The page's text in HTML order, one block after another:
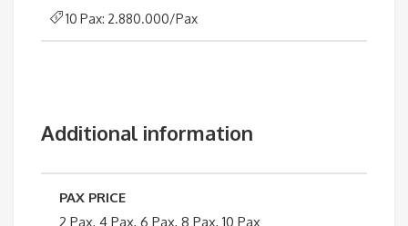
10 Pax: 2.880.000/Pax
Additional information
PAX PRICE
2 Pax, 4 Pax, 6 Pax, 8 Pax, 10 Pax